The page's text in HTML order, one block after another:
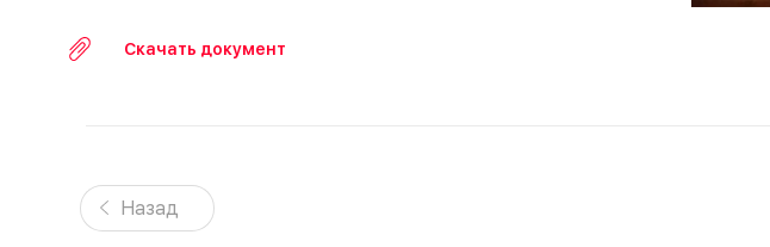
Скачать документ
Назад